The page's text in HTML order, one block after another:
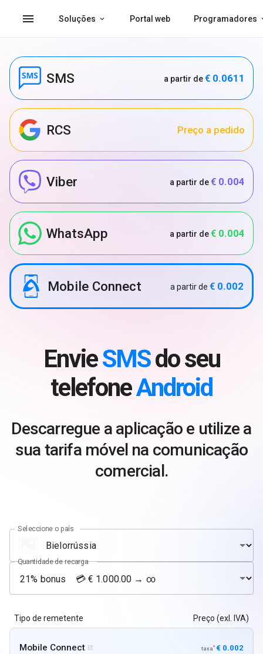
menu Soluções Portal web Programadores
SMS a partir de€ 0.0611
RCS Preço a pedido
Viber a partir de€ 0.004
WhatsApp a partir de€ 0.004
Mobile Connect a partir de € 0.002
EnvieSMSdo seu
telefoneAndroid
Descarregue a aplicação e utilize a
sua tarifa móvel na comunicação
comercial.
Seleccione o país
Quantidade de recarga
Tipo de remetente Preço (exl. IVA)
Mobile Connect  taxa* € 0.002